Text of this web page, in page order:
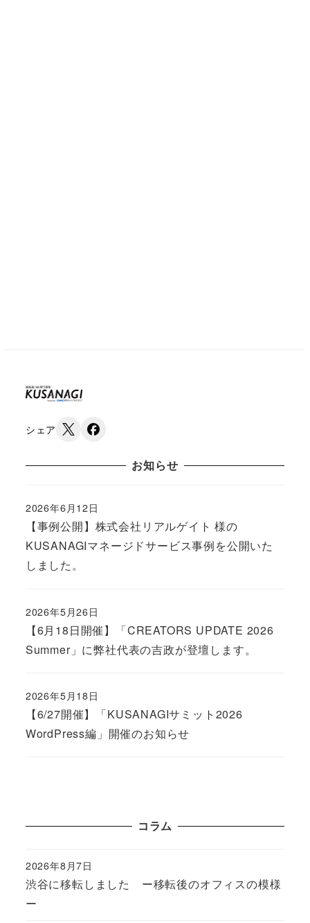
シェア
お知らせ
【事例公開】株式会社リアルゲイト 様の
KUSANAGIマネージドサービス事例を公開いた
しました。
Published
2026年6月12日
【6月18日開催】「CREATORS UPDATE 2026
Summer」に弊社代表の吉政が登壇します。
Published
2026年5月26日
【6/27開催】「KUSANAGIサミット2026
WordPress編」開催のお知らせ
Published
2026年5月18日
コラム
渋谷に移転しました ー移転後のオフィスの模様
ー
Published
2026年8月7日